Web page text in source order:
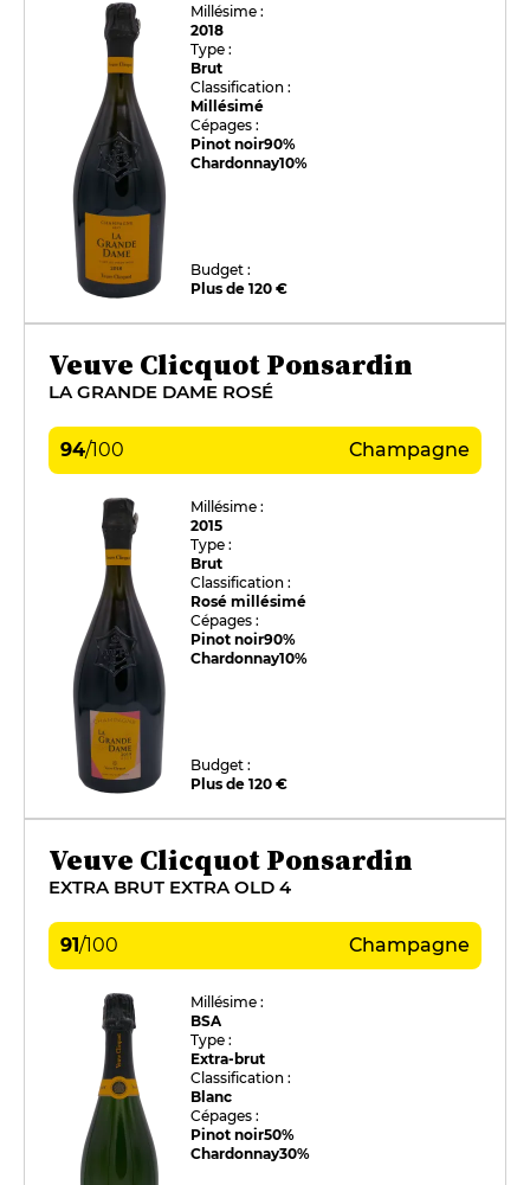
Millésime :
2018
Type :
Brut
Classification :
Millésimé
Cépages :
Pinot noir90%
Chardonnay10%
Budget :
Plus de 120 €
Veuve Clicquot Ponsardin
LA GRANDE DAME ROSÉ
94/100 Champagne
Millésime :
2015
Type :
Brut
Classification :
Rosé millésimé
Cépages :
Pinot noir90%
Chardonnay10%
Budget :
Plus de 120 €
Veuve Clicquot Ponsardin
EXTRA BRUT EXTRA OLD 4
91/100 Champagne
Millésime :
BSA
Type :
Extra-brut
Classification :
Blanc
Cépages :
Pinot noir50%
Chardonnay30%